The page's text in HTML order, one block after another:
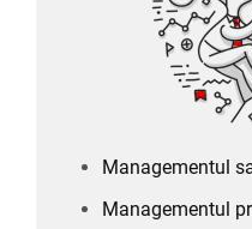
Managementul
Managementul